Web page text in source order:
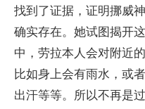
找到了证据，证明挪威
确实存在。她试图揭开
中，劳拉本人会对附近
比如身上会有雨水，或
出汗等等。所以不再是